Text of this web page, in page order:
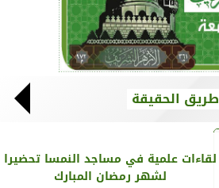
طريق الحقيقة
لقاءات علمية في مساجد النمسا تحضيرا
لشهر رمضان المبارك